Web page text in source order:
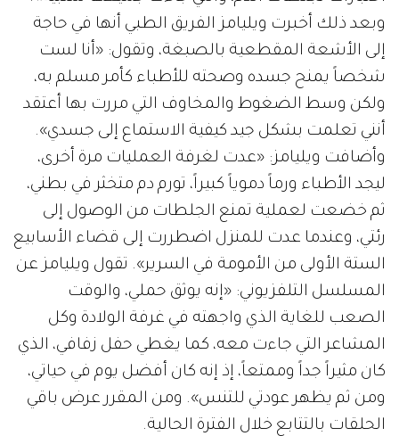
وبعد ذلك أخبرت ويليامز الفريق الطبي أنها في حاجة
إلى الأشعة المقطعية بالصبغة، وتقول: «أنا لست
شخصاً يمنح جسده وصحته للأطباء كأمر مسلم به،
ولكن وسط الضغوط والمخاوف التي مررت بها أعتقد
أنني تعلمت بشكل جيد كيفية الاستماع إلى جسدي».
وأضافت ويليامز: «عدت لغرفة العمليات مرة أخرى،
ليجد الأطباء ورماً دموياً كبيراً، تورم دم متخثر في بطني،
ثم خضعت لعملية تمنع الجلطات من الوصول إلى
رئتي، وعندما عدت للمنزل اضطررت إلى قضاء الأسابيع
الستة الأولى من الأمومة في السرير». تقول ويليامز عن
المسلسل التلفزيوني: «إنه يوثق حملي، والوقت
الصعب للغاية الذي واجهته في غرفة الولادة وكل
المشاعر التي جاءت معه، كما يغطي حفل زفافي، الذي
كان مثيراً جداً وممتعاً، إذ إنه كان أفضل يوم في حياتي،
ومن ثم يظهر عودتي للتنس». ومن المقرر عرض باقي
الحلقات بالتتابع خلال الفترة الحالية.